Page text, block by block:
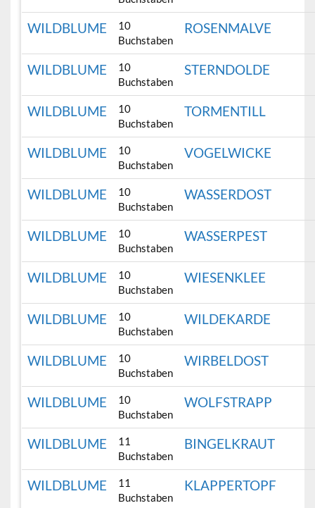
WILDBLUME
10
Buchstaben
ROSENMALVE
WILDBLUME
10
Buchstaben
STERNDOLDE
WILDBLUME
10
Buchstaben
TORMENTILL
WILDBLUME
10
Buchstaben
VOGELWICKE
WILDBLUME
10
Buchstaben
WASSERDOST
WILDBLUME
10
Buchstaben
WASSERPEST
WILDBLUME
10
Buchstaben
WIESENKLEE
WILDBLUME
10
Buchstaben
WILDEKARDE
WILDBLUME
10
Buchstaben
WIRBELDOST
WILDBLUME
10
Buchstaben
WOLFSTRAPP
WILDBLUME
11
Buchstaben
BINGELKRAUT
WILDBLUME
11
Buchstaben
KLAPPERTOPF